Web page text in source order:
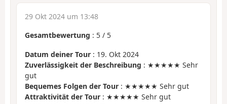
29 Okt 2024 um 13:48
Gesamtbewertung : 5 / 5
Datum deiner Tour : 19. Okt 2024
Zuverlässigkeit der Beschreibung : ★★★★★ Sehr
gut
Bequemes Folgen der Tour : ★★★★★ Sehr gut
Attraktivität der Tour : ★★★★★ Sehr gut